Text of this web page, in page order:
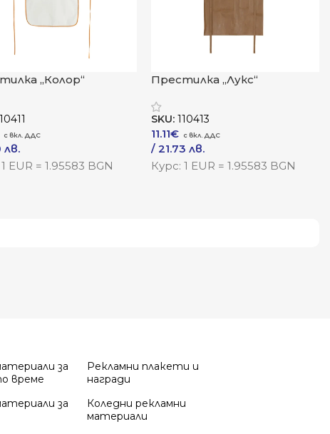
„Колор“
лв.
EUR = 1.95583 BGN
Престилка „Лукс“
SKU:110413
11.11€
/ 21.73 лв.
Към Продукта
Курс: 1 EUR = 1.95583 BGN
за
време
за
Рекламни плакети и
награди
Коледни рекламни
материали